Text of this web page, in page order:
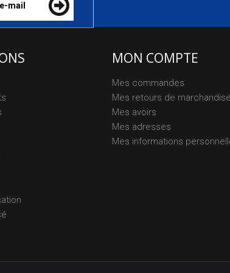
MON COMPTE
Mes commandes
Mes retours de
Mes avoirs
Mes adresses
Mes informations